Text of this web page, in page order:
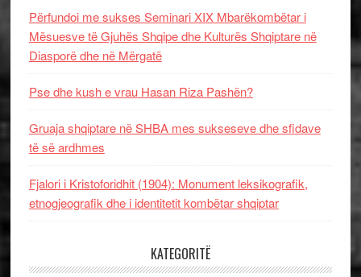
Përfundoi me sukses Seminari XIX Mbarëkombëtar i
Mësuesve të Gjuhës Shqipe dhe Kulturës Shqiptare në
Diasporë dhe në Mërgatë
Pse dhe kush e vrau Hasan Riza Pashën?
Gruaja shqiptare në SHBA mes sukseseve dhe sfidave
të së ardhmes
Fjalori i Kristoforidhit (1904): Monument leksikografik,
etnogjeografik dhe i identitetit kombëtar shqiptar
KATEGORITË